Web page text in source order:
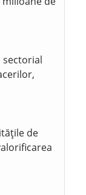
sectorial
de